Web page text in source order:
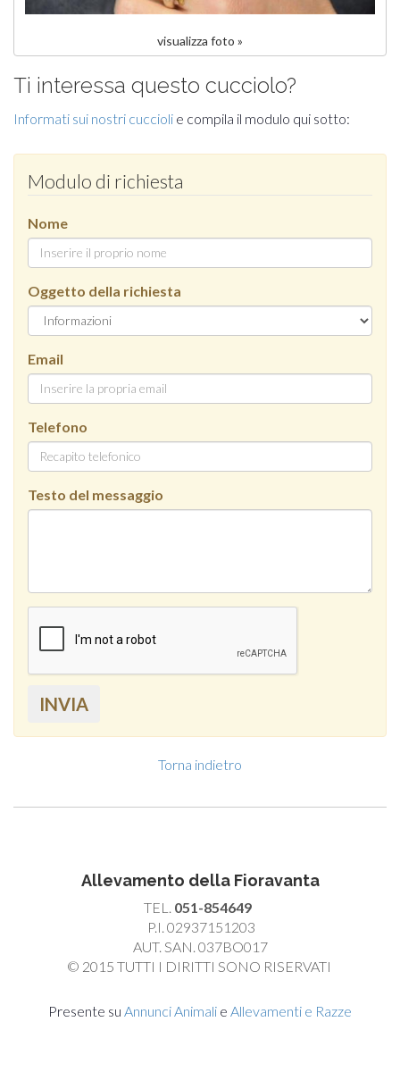
visualizza foto »
Ti interessa questo cucciolo?
Informati sui nostri cuccioli e compila il modulo qui sotto:
Modulo di richiesta
Nome
Oggetto della richiesta
Email
Telefono
Testo del messaggio
INVIA
Torna indietro
Allevamento della Fioravanta
TEL. 051-854649
P.I. 02937151203
AUT. SAN. 037BO017
© 2015 TUTTI I DIRITTI SONO RISERVATI
Presente su Annunci Animali e Allevamenti e Razze